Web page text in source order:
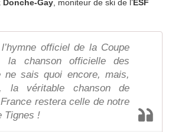
Donche-Gay, moniteur de ski de l’ESF
officiel de la Coupe
la chanson officielle des
ne sais quoi encore, mais,
la véritable chanson de
France restera celle de notre
Tignes !